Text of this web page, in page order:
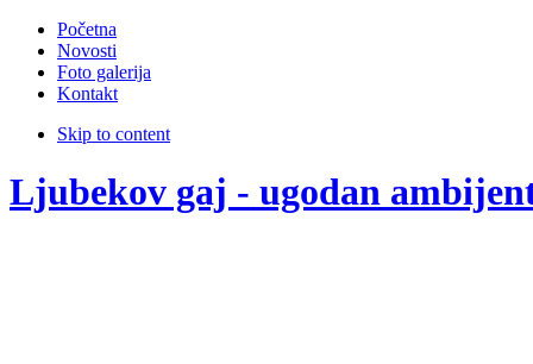
Početna
Novosti
Foto galerija
Kontakt
Skip to content
Ljubekov gaj - ugodan